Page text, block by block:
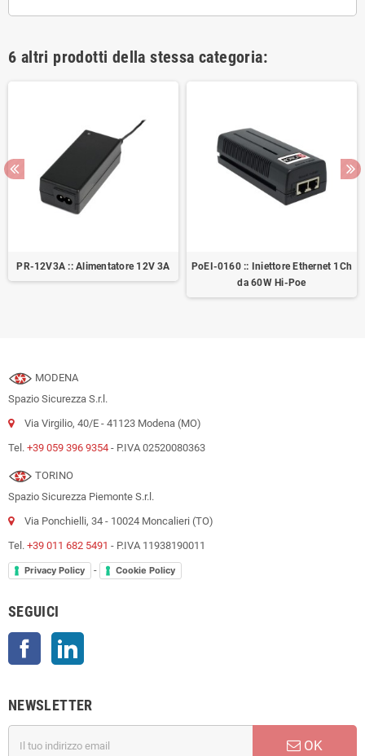
6 altri prodotti della stessa categoria:
PR-12V3A :: Alimentatore 12V 3A
PoEI-0160 :: Iniettore Ethernet 1Ch
da 60W Hi-Poe
MODENA
Spazio Sicurezza S.r.l.
Via Virgilio, 40/E - 41123 Modena (MO)
Tel. +39 059 396 9354 - P.IVA 02520080363
TORINO
Spazio Sicurezza Piemonte S.r.l.
Via Ponchielli, 34 - 10024 Moncalieri (TO)
Tel. +39 011 682 5491 - P.IVA 11938190011
Privacy Policy - Cookie Policy
SEGUICI
Facebook
NEWSLETTER
OK